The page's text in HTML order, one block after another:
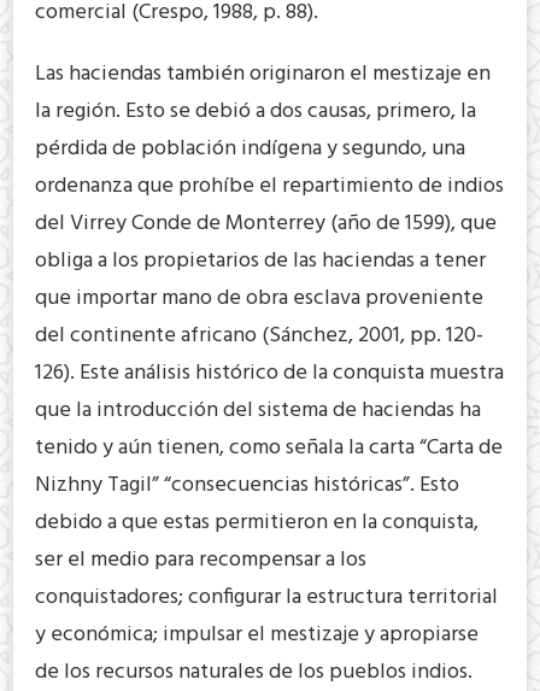
comercial (Crespo, 1988, p. 88).
Las haciendas también originaron el mestizaje en
la región. Esto se debió a dos causas, primero, la
pérdida de población indígena y segundo, una
ordenanza que prohíbe el repartimiento de indios
del Virrey Conde de Monterrey (año de 1599), que
obliga a los propietarios de las haciendas a tener
que importar mano de obra esclava proveniente
del continente africano (Sánchez, 2001, pp. 120-
126). Este análisis histórico de la conquista muestra
que la introducción del sistema de haciendas ha
tenido y aún tienen, como señala la carta “Carta de
Nizhny Tagil” “consecuencias históricas”. Esto
debido a que estas permitieron en la conquista,
ser el medio para recompensar a los
conquistadores; configurar la estructura territorial
y económica; impulsar el mestizaje y apropiarse
de los recursos naturales de los pueblos indios.